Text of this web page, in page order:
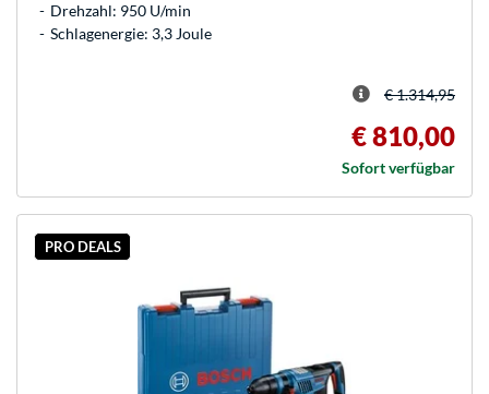
Drehzahl: 950 U/min
Schlagenergie: 3,3 Joule
€ 1.314,95
€ 810,00
Sofort verfügbar
PRO DEALS